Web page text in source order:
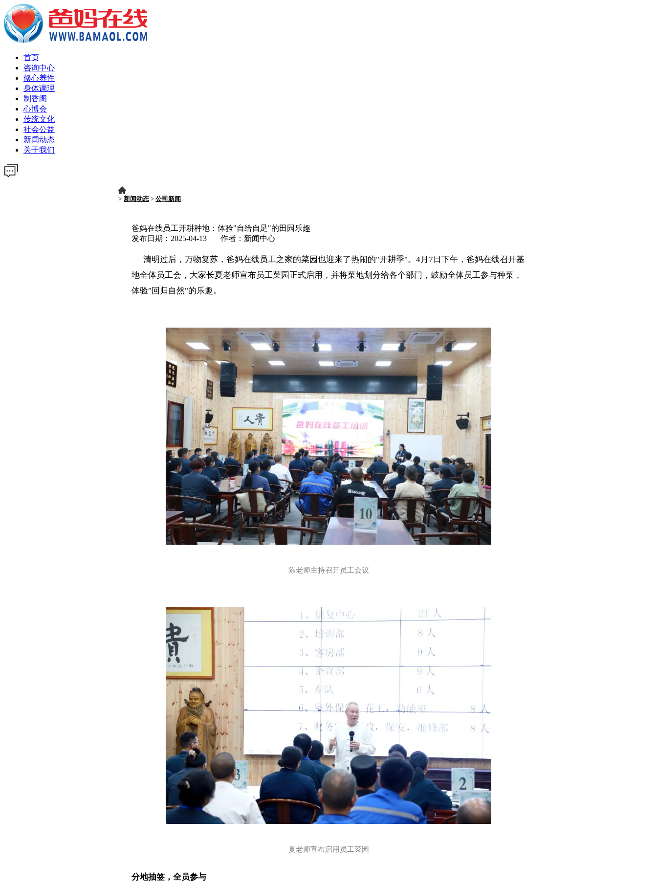
首页
咨询中心
修心养性
身体调理
制香阁
心博会
传统文化
社会公益
新闻动态
关于我们
> 新闻动态 > 公司新闻
爸妈在线员工开耕种地：体验"自给自足"的田园乐趣
发布日期：2025-04-13 作者：新闻中心
清明过后，万物复苏，爸妈在线员工之家的菜园也迎来了热闹的"开耕季"。4月7日下午，爸妈在线召开基
地全体员工会，大家长夏老师宣布员工菜园正式启用，并将菜地划分给各个部门，鼓励全体员工参与种菜，
体验"回归自然"的乐趣。
陈老师主持召开员工会议
夏老师宣布启用员工菜园
分地抽签，全员参与